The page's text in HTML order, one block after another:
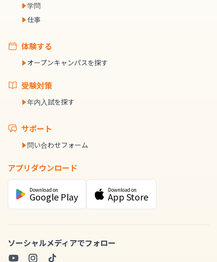
学問
仕事
体験する
オープンキャンパスを探す
受験対策
年内入試を探す
サポート
問い合わせフォーム
アプリダウンロード
Download on
Google Play
Download on
App Store
ソーシャルメディアでフォロー